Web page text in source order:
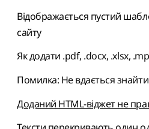
Відображається пустий
сайту
Як додати .pdf, .docx, .xlsx,
Помилка: Не вдається
Доданий HTML-віджет не